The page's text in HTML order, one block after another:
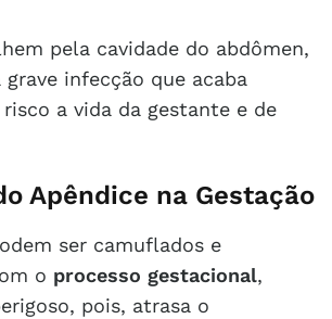
pela cavidade do abdômen,
grave infecção que acaba
a vida da gestante e de
Apêndice na Gestação
ser camuflados e
o processo gestacional,
pois, atrasa o